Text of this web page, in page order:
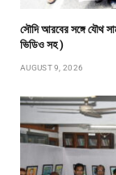
সৌদি আরবের সঙ্গে যৌথ
ভিডিও সহ )
AUGUST 9, 2026